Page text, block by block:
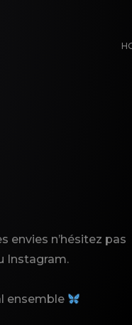
envies n’hésitez pas
Instagram.
ensemble